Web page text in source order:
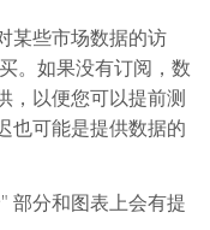
某些市场数据的访
。如果没有订阅，数
，以便您可以提前测
也可能是提供数据的
部分和图表上会有提